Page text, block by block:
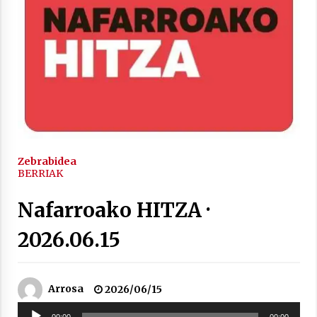
2021/11/25
Arrosaren IX. Topaketak – Mila
Zebrabidea
BERRIAK
Nafarroako HITZA ·
2026.06.15
Arrosa
2026/06/15
Soinu